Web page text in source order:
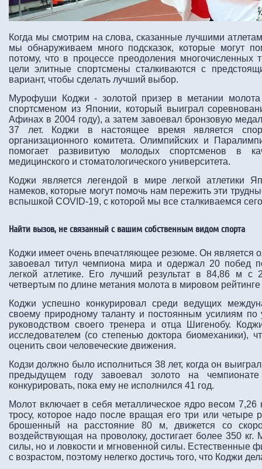
Когда мы смотрим на слова, сказанные лучшими
мы обнаруживаем много подсказок, которые могут
потому, что в процессе преодоления многочисленных
цели элитные спортсмены сталкиваются с
вариант, чтобы сделать лучший выбор.
Мурофуши Коджи - золотой призер в метании
спортсменом из Японии, который выиграл
Афинах в 2004 году), а затем завоевал бронзовую
37 лет. Коджи в настоящее время является
организационного комитета. Олимпийских и
помогает развивитую молодых спортсменов в
медицинского и стоматологического университета.
Коджи является легендой в мире легкой атлетики
намеков, которые могут помочь нам пережить эти
вспышкой COVID-19, с которой мы все сталкиваемся
Найти вызов, не связанный с вашим собственным видом спорта
Коджи имеет очень впечатляющее резюме. Он является
завоевал титул чемпиона мира и одержал 20 побед
легкой атлетике. Его лучший результат в 84,86 м с
четвертым по длине метания молота в мировом
Коджи успешно конкурировал среди ведущих
своему природному таланту и постоянным усилиям по
руководством своего тренера и отца Шигенобу.
исследователем (со степенью доктора биомеханики),
оценить свои человеческие движения.
Кодзи должно было исполниться 38 лет, когда он
предыдущем году завоевал золото на
конкурировать, пока ему не исполнился 41 год.
Молот включает в себя металлическое ядро весом 7,26
тросу, которое надо после вращая его три или четыре
брошенный на расстояние 80 м, движется со
воздействующая на проволоку, достигает более 350 кг.
силы, но и ловкости и мгновенной силы. Естественные
с возрастом, поэтому нелегко достичь того, что Коджи